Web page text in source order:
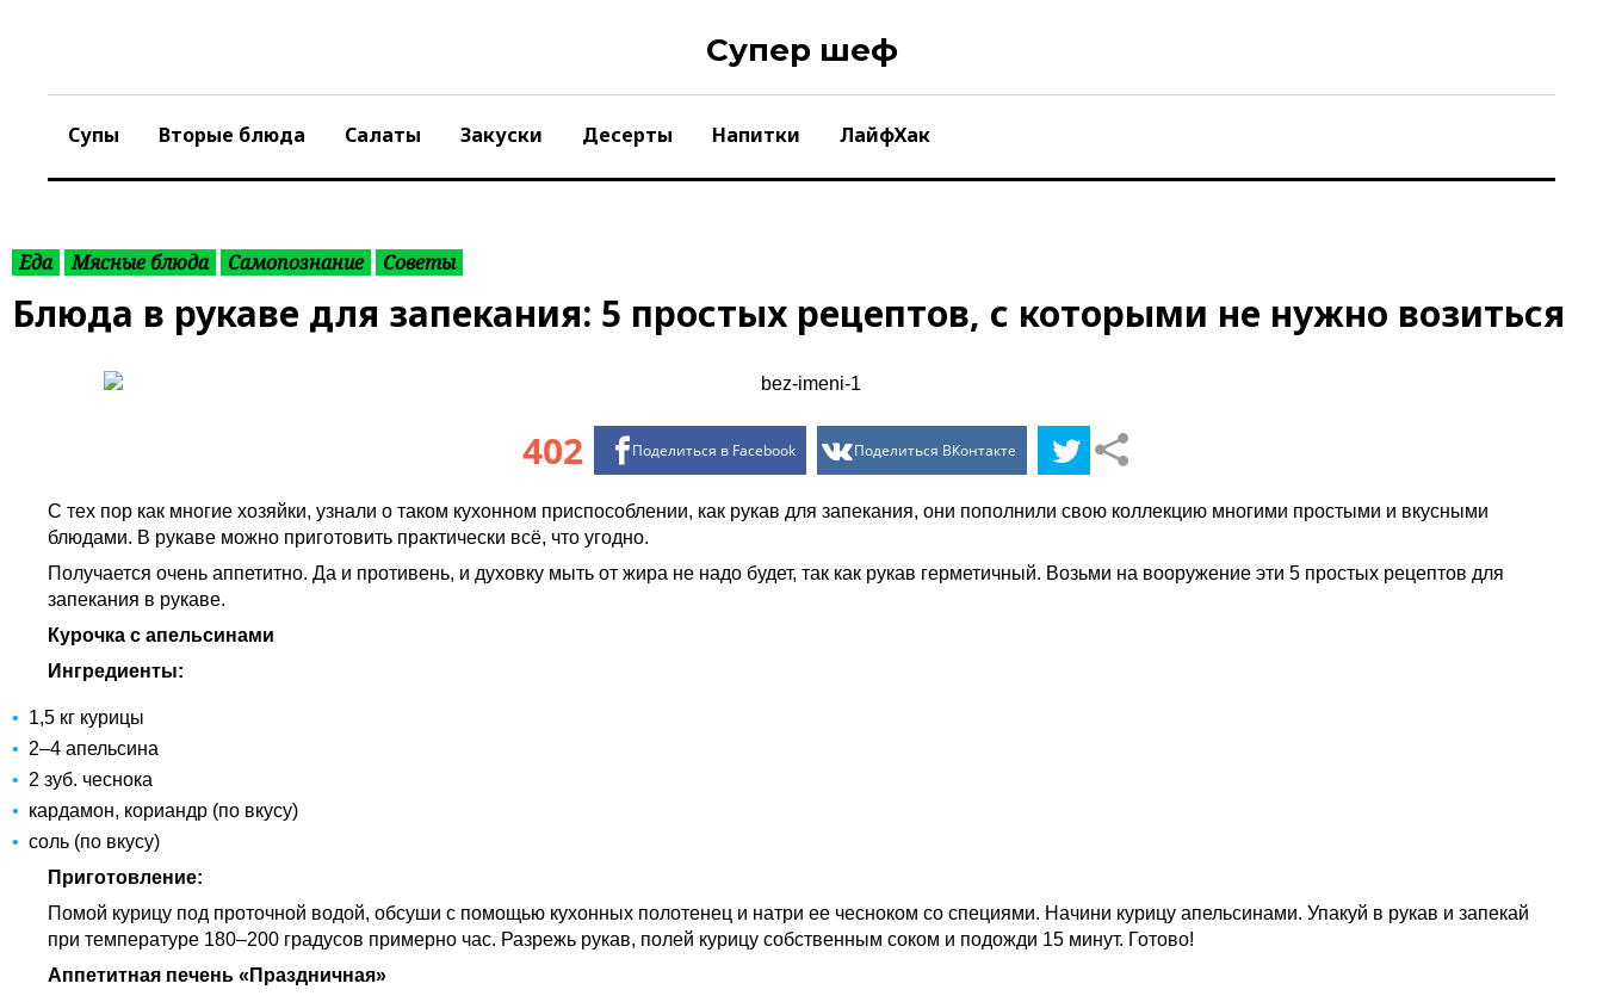
t
e
n
t
Супер шеф
Супы Вторые блюда Салаты Закуски Десерты Напитки ЛайфХак
Еда Мясные блюда Самопознание Советы
Блюда в рукаве для запекания: 5 простых рецептов, с которыми не нужно возиться
402 Поделиться в Facebook Поделиться ВКонтакте
С тех пор как многие хозяйки, узнали о таком кухонном приспособлении, как рукав для запекания, они пополнили свою коллекцию многими простыми и вкусными
блюдами. В рукаве можно приготовить практически всё, что угодно.
Получается очень аппетитно. Да и противень, и духовку мыть от жира не надо будет, так как рукав герметичный. Возьми на вооружение эти 5 простых рецептов для
запекания в рукаве.
Курочка с апельсинами
Ингредиенты:
1,5 кг курицы
2–4 апельсина
2 зуб. чеснока
кардамон, кориандр (по вкусу)
соль (по вкусу)
Приготовление:
Помой курицу под проточной водой, обсуши с помощью кухонных полотенец и натри ее чесноком со специями. Начини курицу апельсинами. Упакуй в рукав и запекай
при температуре 180–200 градусов примерно час. Разрежь рукав, полей курицу собственным соком и подожди 15 минут. Готово!
Аппетитная печень «Праздничная»